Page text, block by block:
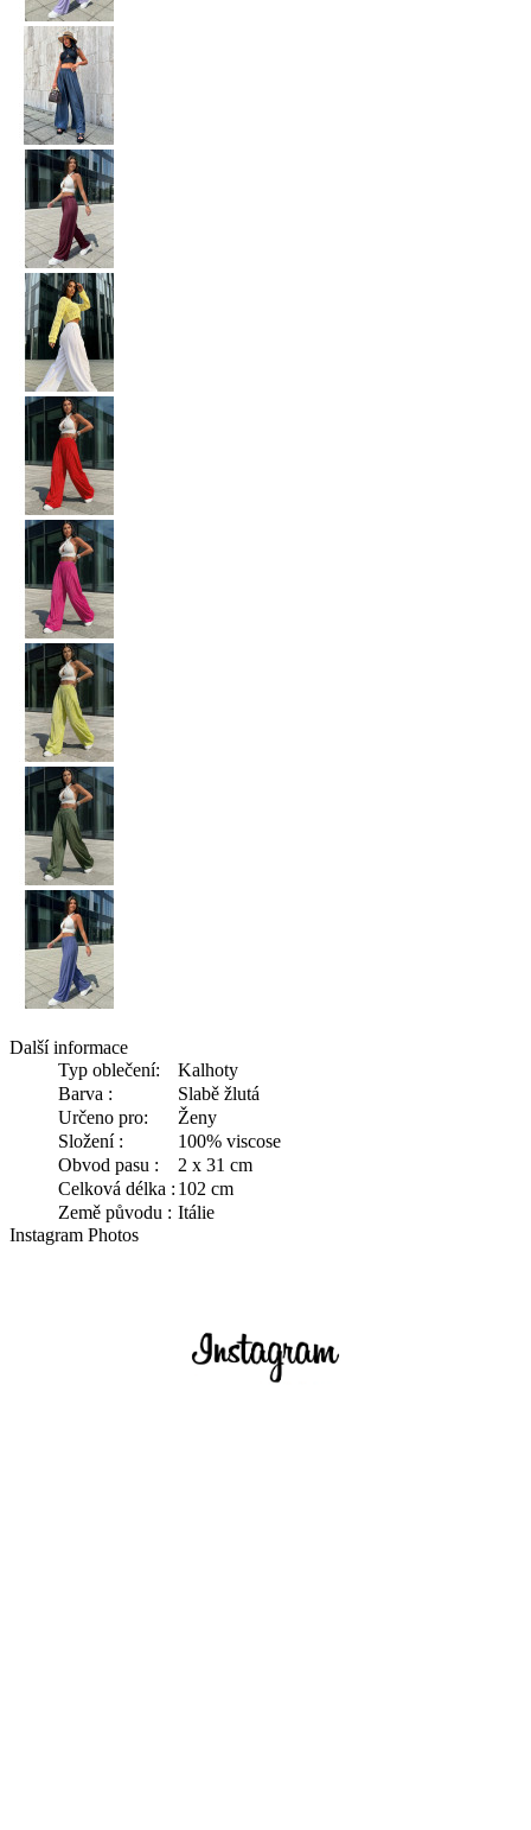
Další informace
Typ oblečení:
Kalhoty
Barva :
Slabě žlutá
Určeno pro:
Ženy
Složení :
100% viscose
Obvod pasu :
2 x 31 cm
Celková délka : 102 cm
Země původu : Itálie
Instagram Photos